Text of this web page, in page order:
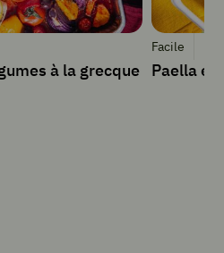
à la grecque
Facile
Paella